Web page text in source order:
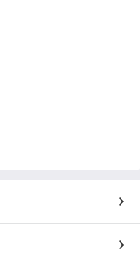
оптова,